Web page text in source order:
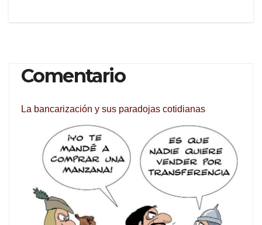
Comentario
La bancarización y sus paradojas cotidianas